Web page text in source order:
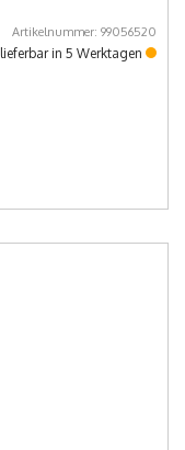
Artikelnummer: 99056520
lieferbar in 5 Werktagen